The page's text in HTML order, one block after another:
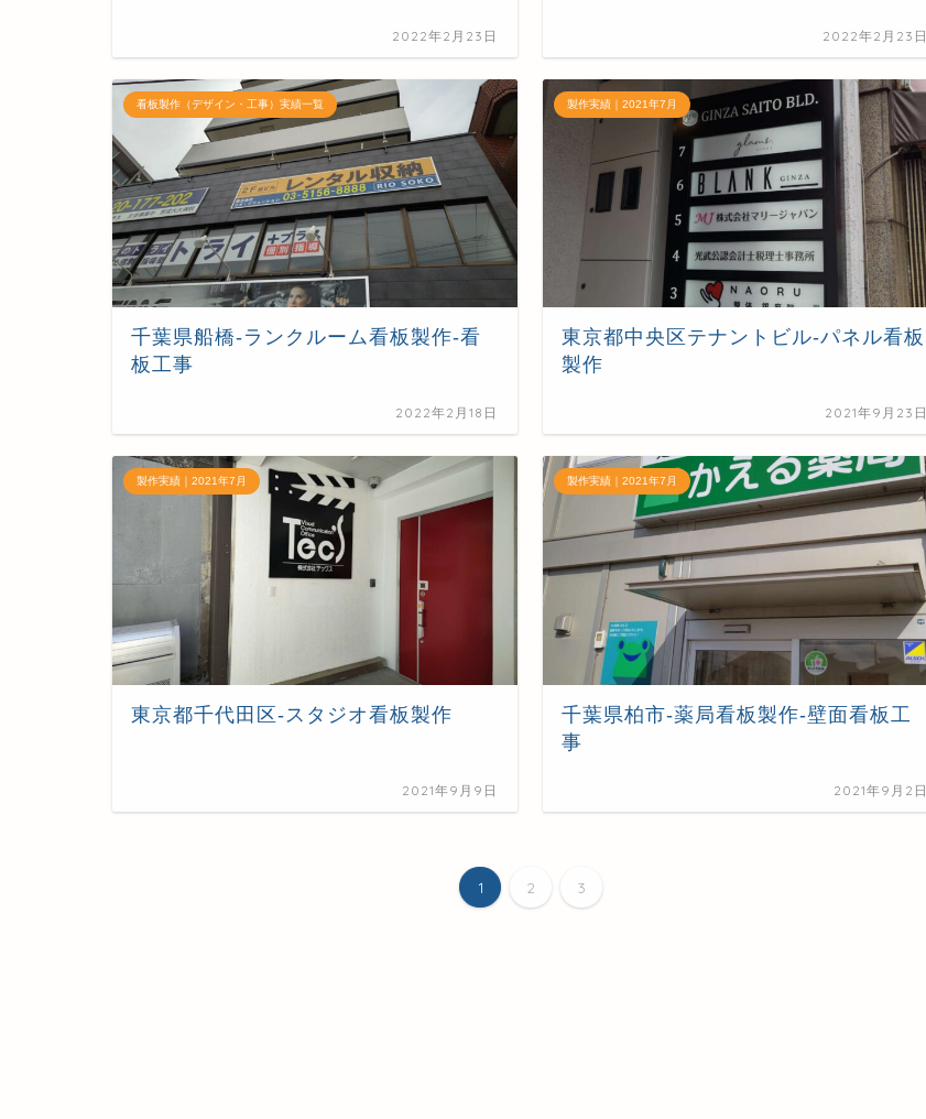
2022年2月23日 2022年2月23日
看板製作（デザイン・工事）実績一覧
千葉県船橋-ランクルーム看板製作-看
板工事
2022年2月18日
製作実績｜2021年7月
東京都中央区テナントビル-パネル看板
製作
2021年9月23日
製作実績｜2021年7月
東京都千代田区-スタジオ看板製作
2021年9月9日
製作実績｜2021年7月
千葉県柏市-薬局看板製作-壁面看板工
事
2021年9月2日
1 2 3